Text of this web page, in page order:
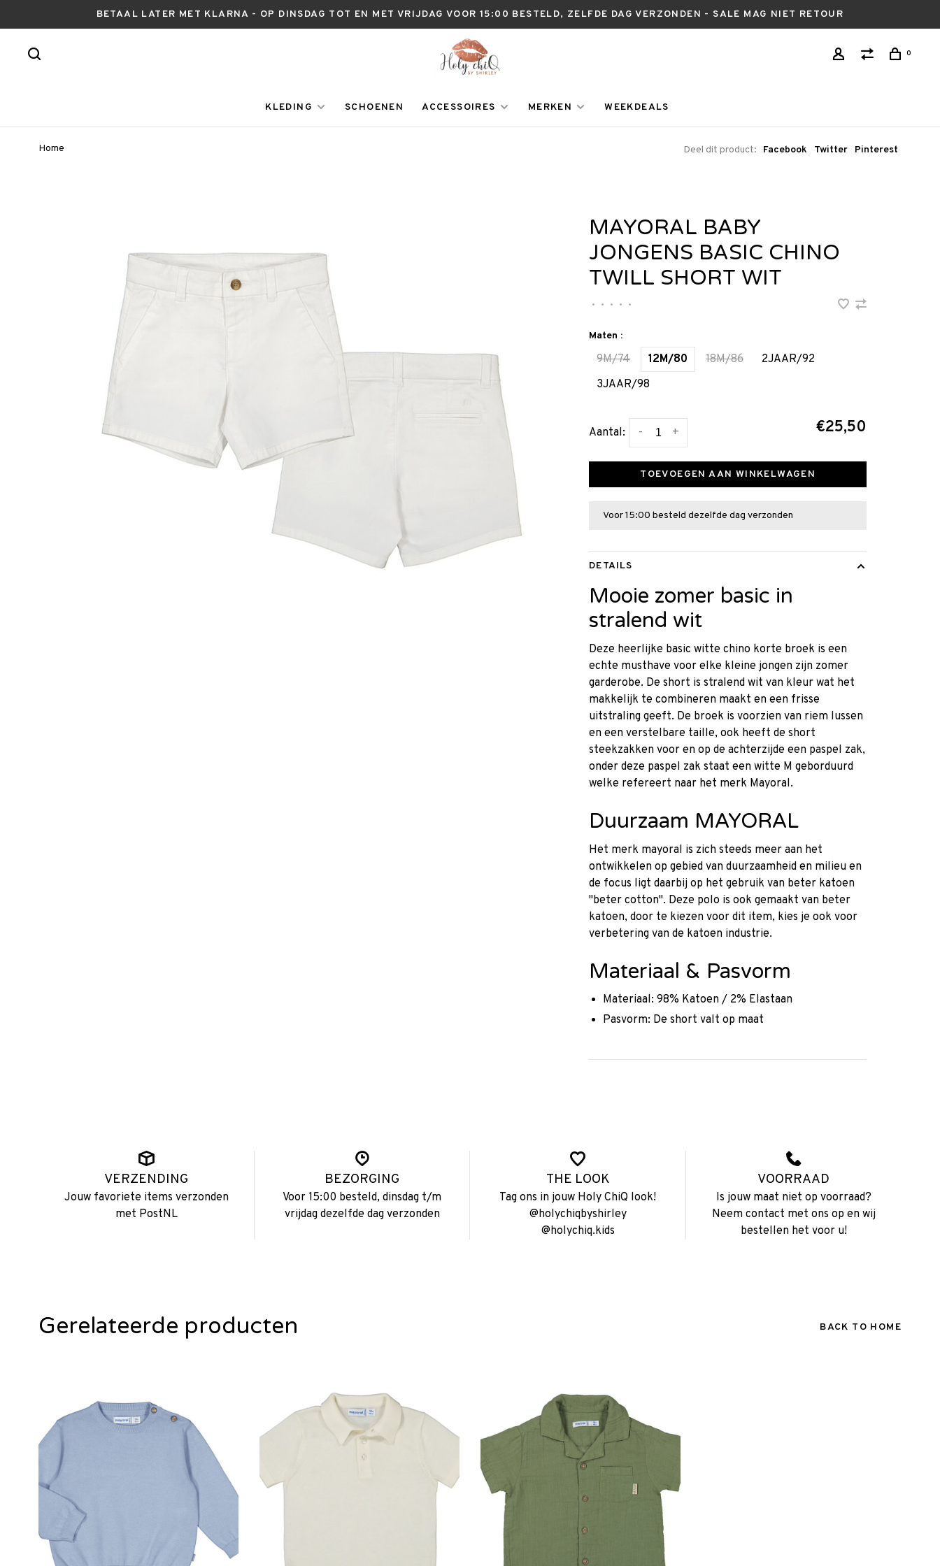
BETAAL LATER MET KLARNA - OP DINSDAG TOT EN MET VRIJDAG VOOR 15:00 BESTELD, ZELFDE DAG VERZONDEN - SALE MAG NIET RETOUR
0
KLEDING SCHOENEN ACCESSOIRES MERKEN WEEKDEALS
Home Deel dit product: Facebook Twitter Pinterest
MAYORAL BABY
JONGENS BASIC CHINO
TWILL SHORT WIT
• • • • •
Maten :
9M/74 12M/80 18M/86
2JAAR/92
3JAAR/98
Aantal: +
- €25,50
TOEVOEGEN AAN WINKELWAGEN
Voor 15:00 besteld dezelfde dag verzonden
DETAILS
Mooie zomer basic in
stralend wit
Deze heerlijke basic witte chino korte broek is een
echte musthave voor elke kleine jongen zijn zomer
garderobe. De short is stralend wit van kleur wat het
makkelijk te combineren maakt en een frisse
uitstraling geeft. De broek is voorzien van riem lussen
en een verstelbare taille, ook heeft de short
steekzakken voor en op de achterzijde een paspel zak,
onder deze paspel zak staat een witte M geborduurd
welke refereert naar het merk Mayoral.
Duurzaam MAYORAL
Het merk mayoral is zich steeds meer aan het
ontwikkelen op gebied van duurzaamheid en milieu en
de focus ligt daarbij op het gebruik van beter katoen
"beter cotton". Deze polo is ook gemaakt van beter
katoen, door te kiezen voor dit item, kies je ook voor
verbetering van de katoen industrie.
Materiaal & Pasvorm
Materiaal: 98% Katoen / 2% Elastaan
Pasvorm: De short valt op maat
VERZENDING
Jouw favoriete items verzonden
met PostNL
BEZORGING
Voor 15:00 besteld, dinsdag t/m
vrijdag dezelfde dag verzonden
THE LOOK
Tag ons in jouw Holy ChiQ look!
@holychiqbyshirley
@holychiq.kids
VOORRAAD
Is jouw maat niet op voorraad?
Neem contact met ons op en wij
bestellen het voor u!
Gerelateerde producten BACK TO HOME